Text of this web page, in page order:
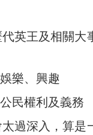
英王及相關
樂、興趣
民權利及義務
過深入，算